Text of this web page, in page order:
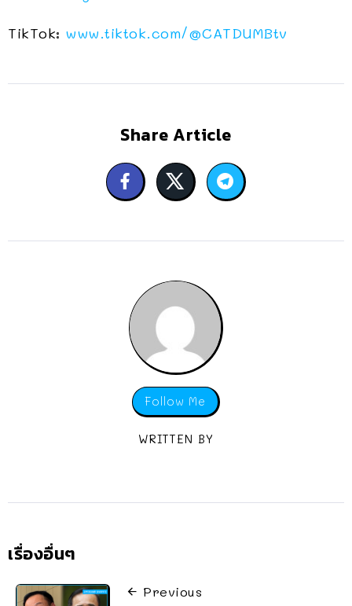
TikTok: www.tiktok.com/@CATDUMBtv
Share Article
Follow Me
WRITTEN BY
เรื่องอื่นๆ
Previous